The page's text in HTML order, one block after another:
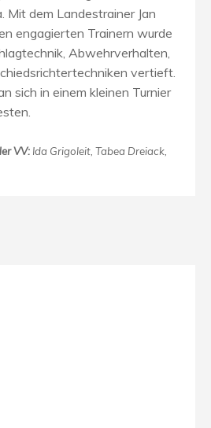
Mit dem Landestrainer Jan
engagierten Trainern wurde
Abwehrverhalten,
vertieft.
sich in einem kleinen Turnier
VV: Ida Grigoleit, Tabea Dreiack,